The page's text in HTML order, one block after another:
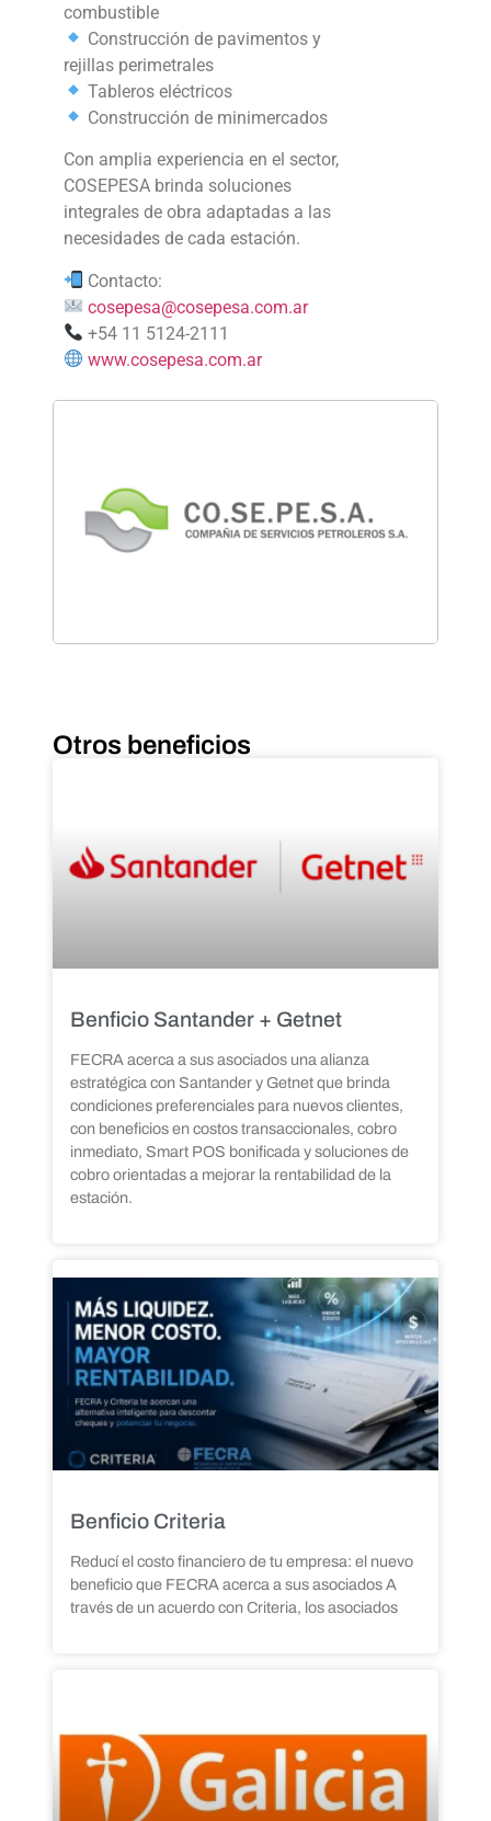
combustible
Construcción de pavimentos y
rejillas perimetrales
Tableros eléctricos
Construcción de minimercados
Con amplia experiencia en el sector,
COSEPESA brinda soluciones
integrales de obra adaptadas a las
necesidades de cada estación.
Contacto:
cosepesa@cosepesa.com.ar
+54 11 5124-2111
www.cosepesa.com.ar
Otros beneficios
Benficio Santander + Getnet
FECRA acerca a sus asociados una alianza
estratégica con Santander y Getnet que brinda
condiciones preferenciales para nuevos clientes,
con beneficios en costos transaccionales, cobro
inmediato, Smart POS bonificada y soluciones de
cobro orientadas a mejorar la rentabilidad de la
estación.
Benficio Criteria
Reducí el costo financiero de tu empresa: el nuevo
beneficio que FECRA acerca a sus asociados A
través de un acuerdo con Criteria, los asociados